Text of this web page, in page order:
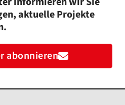
aktuelle Projekte
abonnieren